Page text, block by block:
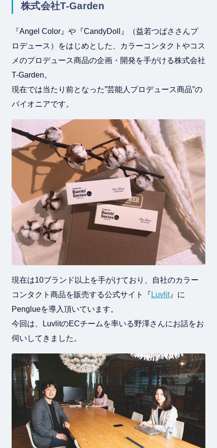
株式会社T-Garden
『Angel Color』や『CandyDoll』（益若つばささんプ
ロデュース）をはじめとした、カラーコンタクトやコス
メのプロデュース商品の企画・開発を手がける株式会社
T-Garden。
現在では当たり前となった”芸能人プロデュース商品”の
パイオニアです。
現在は10ブランド以上を手がけており、自社のカラー
コンタクト商品を販売する公式サイト『 Luvlit』に
Penglueを導入頂いています。
今回は、LuvlitのECチームを率いる野澤さんにお話をお
伺いしてきました。